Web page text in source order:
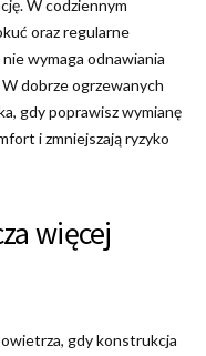
W codziennym
oraz regularne
wymaga odnawiania
dobrze ogrzewanych
gdy poprawisz wymianę
i zmniejszają ryzyko
więcej
gdy konstrukcja